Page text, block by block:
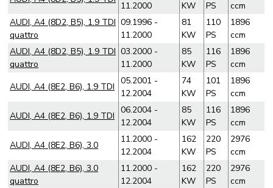
11.2000 KW PS
ccm
AUDI, A4 (8D2, B5), 1.9 TDI
quattro
09.1996 -
11.2000
81
KW
110
PS
1896
ccm
AUDI, A4 (8D2, B5), 1.9 TDI
quattro
03.2000 -
11.2000
85
KW
116
PS
1896
ccm
AUDI, A4 (8E2, B6), 1.9 TDI
05.2001 -
12.2004
74
KW
101
PS
1896
ccm
AUDI, A4 (8E2, B6), 1.9 TDI
06.2004 -
12.2004
85
KW
116
PS
1896
ccm
AUDI, A4 (8E2, B6), 3.0
11.2000 -
12.2004
162
KW
220
PS
2976
ccm
AUDI, A4 (8E2, B6), 3.0
quattro
11.2000 -
12.2004
162
KW
220
PS
2976
ccm